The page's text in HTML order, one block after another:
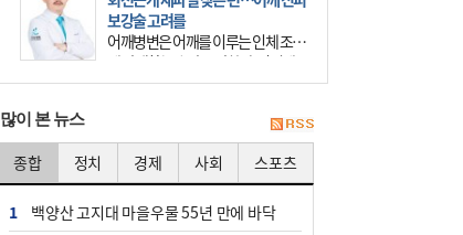
보강술 고려를
어깨병변은 어깨를 이루는 인체 조직
에 발생하는 손상을 말한다. 여기에
는 오십견과 회전근개 증후군, 어깨
많이 본 뉴스
종합 정치 경제 사회 스포츠
1
백양산 고지대 마을우물 55년 만에 바닥